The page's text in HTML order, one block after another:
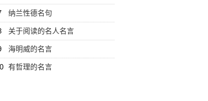
纳兰性德名句
关于阅读的名人名言
海明威的名言
有哲理的名言